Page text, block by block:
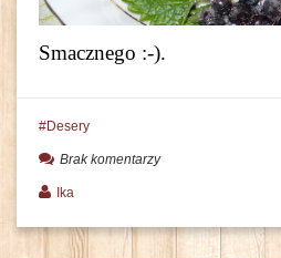
Smacznego :-).
Desery
Brak komentarzy
Ika